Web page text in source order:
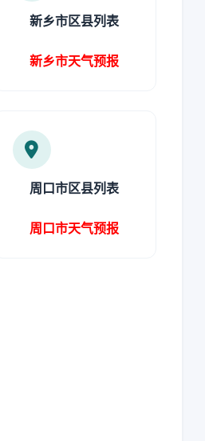
新乡市区县列表
新乡市天气预报
周口市区县列表
周口市天气预报